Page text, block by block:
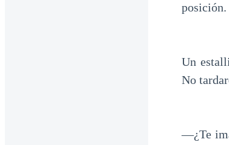
posición.
Un
No
—¿Te